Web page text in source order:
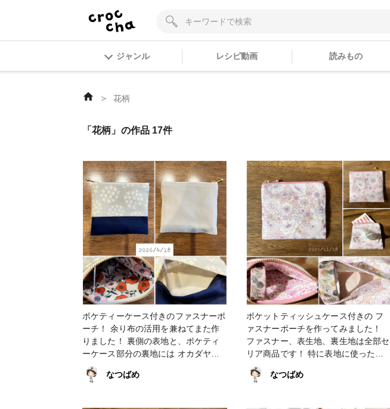
ジャンル レシピ動画 読みもの
＞ 花柄
「花柄」の作品 17件
ポケティーケース付きのファスナーポ
ーチ！ 余り布の活用を兼ねてまた作
りました！ 裏側の表地と、ポケティ
ーケース部分の裏地には オカダヤで
購入したサンドベージュの無地オック
スを、 ポーチの中布にはセリアで購
なつばめ
ポケットティッシュケース付きの フ
ァスナーポーチを作ってみました！
ファスナー、表生地、裏生地は全部セ
リア商品です！ 特に表地に使った大
人かわいい花柄のオックス生地は と
てもお気に入りです(*ˊᗜˋ*) #バッグ・
なつばめ